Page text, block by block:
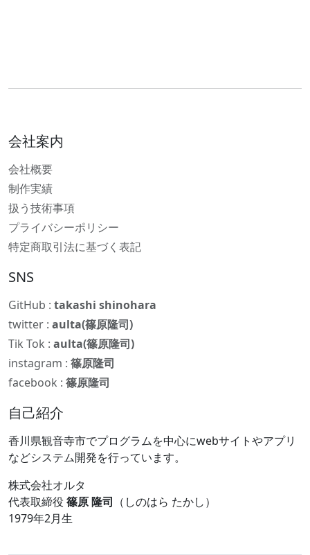
会社案内
会社概要
制作実績
扱う技術事項
プライバシーポリシー
特定商取引法に基づく表記
SNS
GitHub : takashi shinohara
twitter : aulta(篠原隆司)
Tik Tok : aulta(篠原隆司)
instagram : 篠原隆司
facebook : 篠原隆司
自己紹介
香川県観音寺市でプログラムを中心にwebサイトやアプリ
などシステム開発を行っています。
株式会社オルタ
代表取締役 篠原 隆司 （しのはら たかし）
1979年2月生